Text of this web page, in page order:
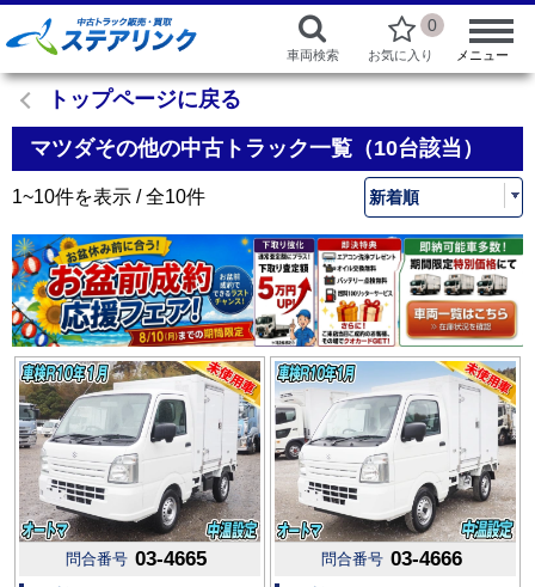
車両検索
0
お気に入り メニュー
トップページに戻る
マツダその他の中古トラック一覧（10台該当）
1~10件を表示 / 全10件
問合番号 03-4665 問合番号 03-4666